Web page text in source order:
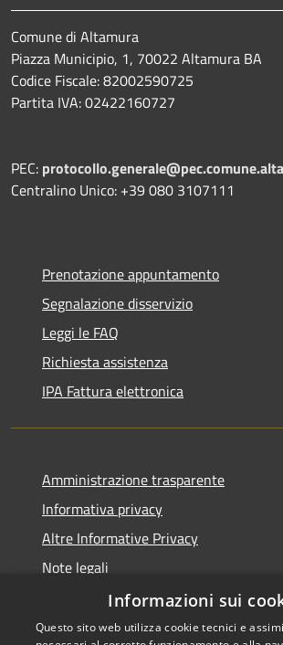
Comune di Altamura
Piazza Municipio, 1, 70022 Altamura BA
Codice Fiscale: 82002590725
Partita IVA: 02422160727
PEC:
Centralino Unico: +39 080 3107111
Prenotazione appuntamento
Segnalazione disservizio
Leggi le FAQ
Richiesta assistenza
IPA Fattura elettronica
Amministrazione trasparente
Informativa privacy
Altre Informative Privacy
Note legali
Dichiarazione di accessibilità
Informazioni sui
Questo sito web utilizza cookie tecnici e